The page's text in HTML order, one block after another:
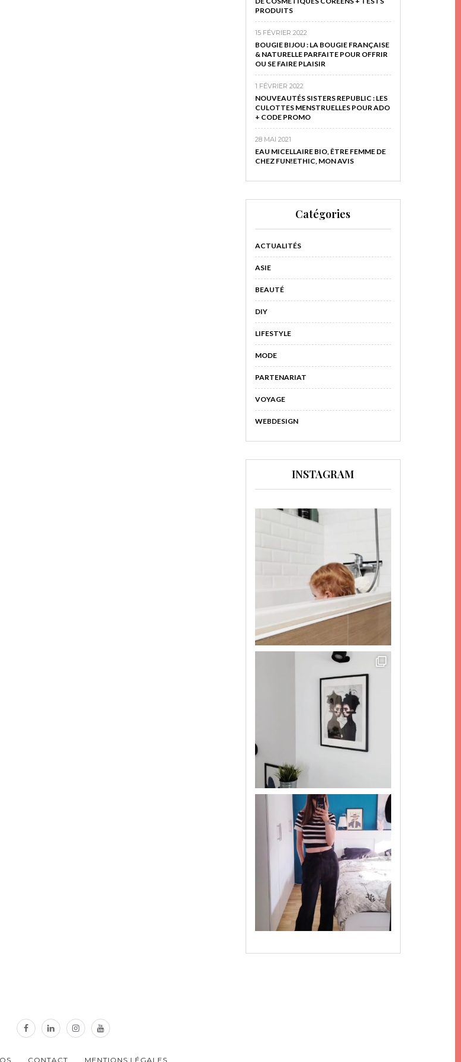
PRODUITS
15 FÉVRIER 2022
BOUGIE BIJOU : LA BOUGIE FRANÇAISE
& NATURELLE PARFAITE POUR OFFRIR
OU SE FAIRE PLAISIR
1 FÉVRIER 2022
NOUVEAUTÉS SISTERS REPUBLIC : LES
CULOTTES MENSTRUELLES POUR ADO
+ CODE PROMO
28 MAI 2021
EAU MICELLAIRE BIO, ÊTRE FEMME DE
CHEZ FUN!ETHIC, MON AVIS
Catégories
ACTUALITÉS
ASIE
BEAUTÉ
DIY
LIFESTYLE
MODE
PARTENARIAT
VOYAGE
WEBDESIGN
INSTAGRAM
CONTACT MENTIONS LÉGALES